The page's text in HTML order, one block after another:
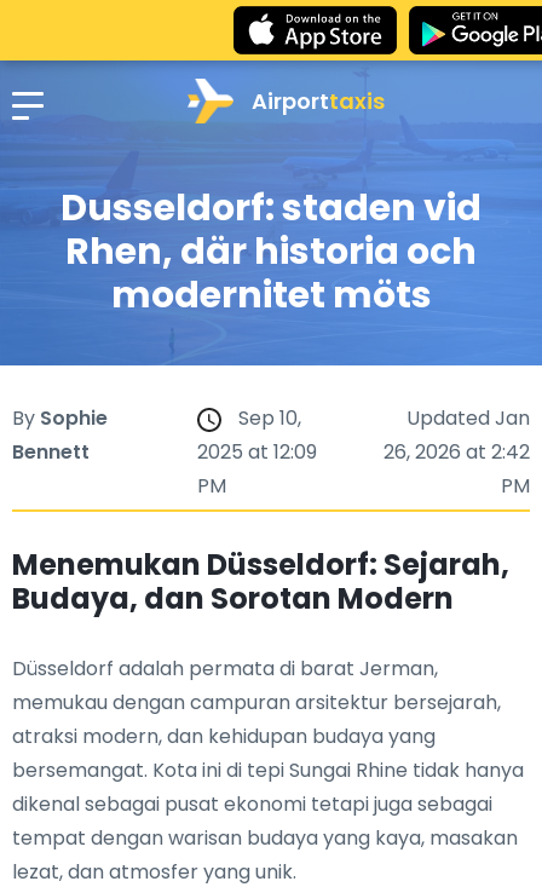
Airporttaxis
Dusseldorf: staden vid
Rhen, där historia och
modernitet möts
By Sophie
Bennett
Sep 10,
2025 at 12:09
PM
Updated Jan
26, 2026 at 2:42
PM
Menemukan Düsseldorf: Sejarah,
Budaya, dan Sorotan Modern
Düsseldorf adalah permata di barat Jerman,
memukau dengan campuran arsitektur bersejarah,
atraksi modern, dan kehidupan budaya yang
bersemangat. Kota ini di tepi Sungai Rhine tidak hanya
dikenal sebagai pusat ekonomi tetapi juga sebagai
tempat dengan warisan budaya yang kaya, masakan
lezat, dan atmosfer yang unik.